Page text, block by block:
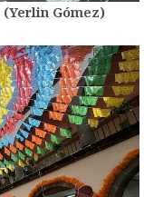
(Yerlin Gómez)